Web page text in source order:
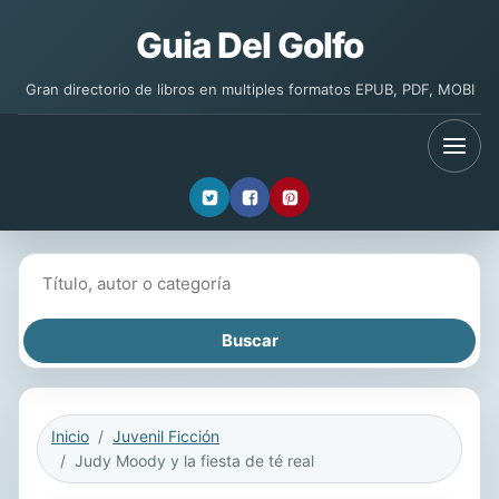
Guia Del Golfo
Gran directorio de libros en multiples formatos EPUB, PDF, MOBI
Inicio
Juvenil Ficción
Judy Moody y la fiesta de té real